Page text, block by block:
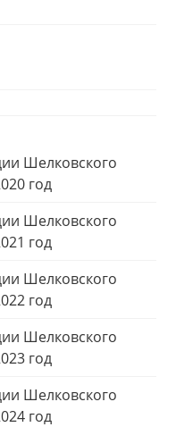
Шелковского
год
Шелковского
год
Шелковского
год
Шелковского
год
Шелковского
год